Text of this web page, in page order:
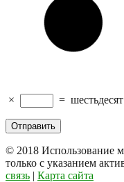
× =
© 2018 Использование
только с указанием
связь | Карта сайта